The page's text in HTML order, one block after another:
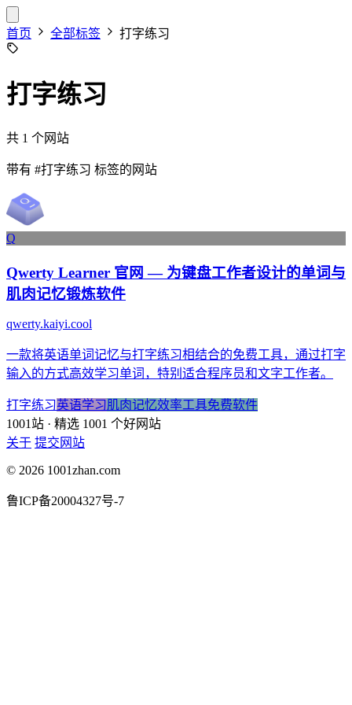
首页 全部标签 打字练习
打字练习
共 1 个网站
带有 #打字练习 标签的网站
Q
Qwerty Learner 官网 — 为键盘工作者设计的单词与
肌肉记忆锻炼软件
qwerty.kaiyi.cool
一款将英语单词记忆与打字练习相结合的免费工具，通过打字
输入的方式高效学习单词，特别适合程序员和文字工作者。
打字练习英语学习肌肉记忆效率工具免费软件
1001站 · 精选 1001 个好网站
关于 提交网站
© 2026 1001zhan.com
鲁ICP备20004327号-7